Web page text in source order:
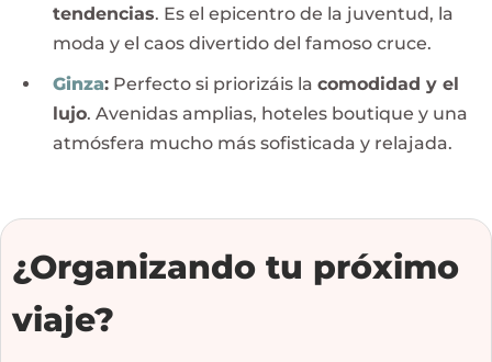
tendencias. Es el epicentro de la juventud, la
moda y el caos divertido del famoso cruce.
Ginza: Perfecto si priorizáis la comodidad y el
lujo. Avenidas amplias, hoteles boutique y una
atmósfera mucho más sofisticada y relajada.
¿Organizando tu próximo
viaje?